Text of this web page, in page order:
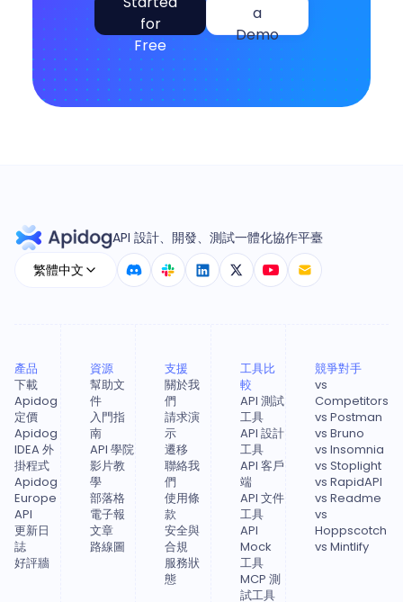
for
Free
a
Demo
API 設計、開發、測試一體化協作平臺
繁體中文
產品
下載
Apidog
定價
Apidog
IDEA 外
掛程式
Apidog
Europe
API
更新日
誌
好評牆
資源
幫助文
件
入門指
南
API 學院
影片教
學
部落格
電子報
文章
路線圖
支援
關於我
們
請求演
示
遷移
聯絡我
們
使用條
款
安全與
合規
服務狀
態
工具比
較
API 測試
工具
API 設計
工具
API 客戶
端
API 文件
工具
API
Mock
工具
MCP 測
試工具
競爭對手
vs
Competitors
vs Postman
vs Bruno
vs Insomnia
vs Stoplight
vs RapidAPI
vs Readme
vs
Hoppscotch
vs Mintlify